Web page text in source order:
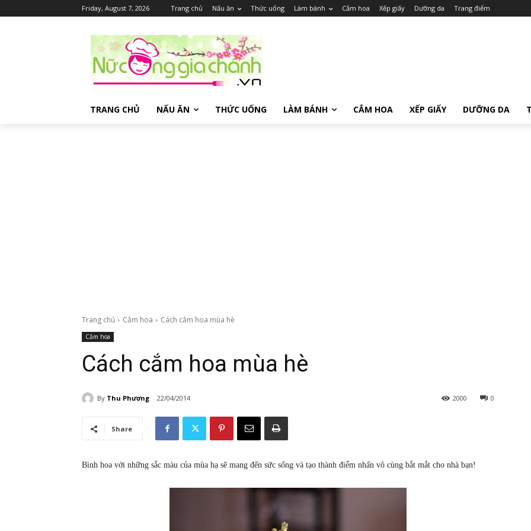
Friday, August 7, 2026 Trang chủ Nấu ăn Thức uống Làm bánh Cắm hoa Xếp giấy Dưỡng da Trang điểm
TRANG CHỦ NẤU ĂN THỨC UỐNG LÀM BÁNH CẮM HOA XẾP GIẤY DƯỠNG DA
Trang chủ Cắm hoa Cách cắm hoa mùa hè
Cắm hoa
Cách cắm hoa mùa hè
By Thu Phương 22/04/2014 0
2000
Share
Bình hoa với những sắc màu của mùa hạ sẽ mang đến sức sống và tạo thành điểm nhấn vô cùng bắt mắt cho nhà bạn!